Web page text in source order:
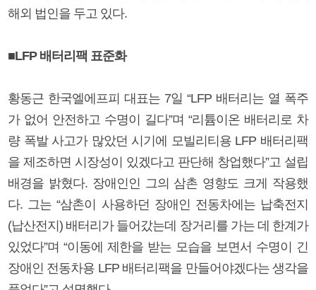
해외 법인을 두고 있다.
■LFP 배터리팩 표준화
황동근 한국엘에프피 대표는 7일 “LFP 배터리는 열 폭주
가 없어 안전하고 수명이 길다”며 “리튬이온 배터리로 차
량 폭발 사고가 많았던 시기에 모빌리티용 LFP 배터리팩
을 제조하면 시장성이 있겠다고 판단해 창업했다”고 설립
배경을 밝혔다. 장애인인 그의 삼촌 영향도 크게 작용했
다. 그는 “삼촌이 사용하던 장애인 전동차에는 납축전지
(납산전지) 배터리가 들어갔는데 장거리를 가는 데 한계가
있었다”며 “이동에 제한을 받는 모습을 보면서 수명이 긴
장애인 전동차용 LFP 배터리팩을 만들어야겠다는 생각을